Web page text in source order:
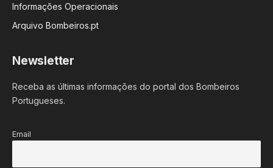
Informações Operacionais
Arquivo Bombeiros.pt
Newsletter
Receba as últimas informações do portal dos Bombeiros
Portugueses.
Email